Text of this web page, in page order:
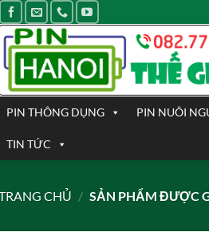
PIN THÔNG DỤNG PIN NUÔI
TIN TỨC
CHỦ / SẢN PHẨM ĐƯỢC